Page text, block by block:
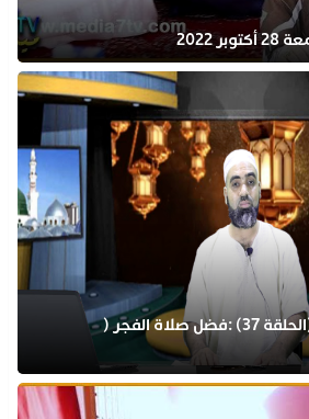
2022
برنامج بينات من الهدى (الحلقة 37) :فضل صلاة الفجر (